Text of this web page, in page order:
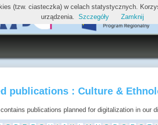
publications : Culture &
publications planned for digitalization in our
(tzw. ciasteczka) w celach statystycznych.
urządzenia. Szczegóły Zamknij